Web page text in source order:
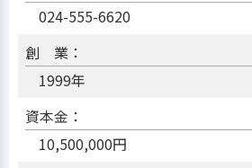
024-555-6620
創 業：
1999年
資本金：
10,500,000円